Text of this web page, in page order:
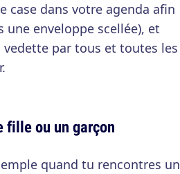
case dans votre agenda afin
enveloppe scellée), et
par tous et toutes les
fille ou un garçon
quand tu rencontres un